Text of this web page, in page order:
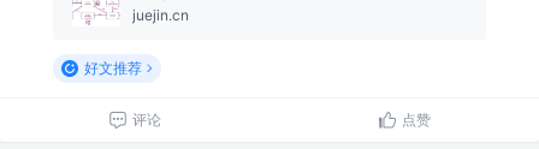
juejin.cn
好文推荐
评论 点赞